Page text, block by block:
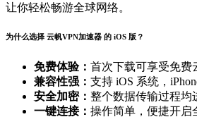
让你轻松畅游全球网络。
为什么选择 云帆VPN加速器 的 iOS 版？
免费体验： 首次下载可享受免费
兼容性强： 支持 iOS 系统，
安全加密： 整个数据传输过程均
一键连接： 操作简单，便捷开启